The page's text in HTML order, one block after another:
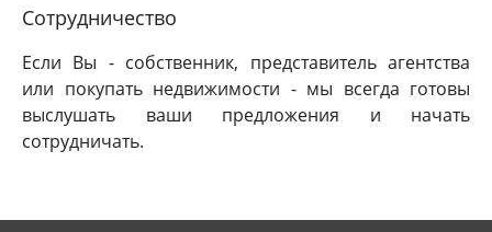
Сотрудничество
Если Вы - собственник, представитель агентства
или покупать недвижимости - мы всегда готовы
выслушать ваши предложения и начать
сотрудничать.